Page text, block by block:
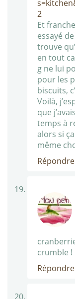
2
Et
essayé
trouve
en tout
g ne lui
pour les
biscuits,
Voilà,
que
temps à
alors si
même
Répondre
crumble !
Répondre